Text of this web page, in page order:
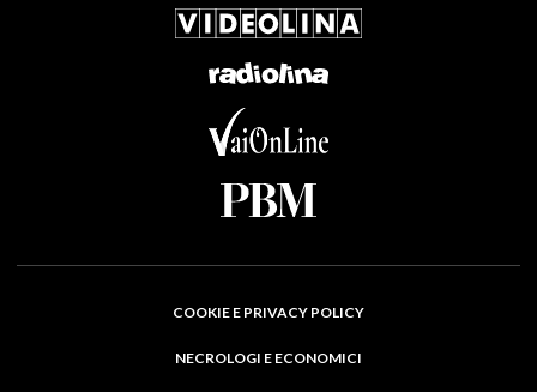
COOKIE E PRIVACY POLICY
NECROLOGI E ECONOMICI